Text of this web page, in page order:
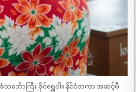
သင်္ဘောကြီး ခိုင်ရွှေဝါ။ နိုင်ငံတကာ အဆင့်မီ